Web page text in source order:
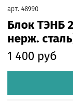
арт. 48990
Блок ТЭНБ
нерж.
1 400 руб